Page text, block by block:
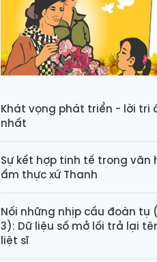
Khát vọng phát triển - lời tri
nhất
Sự kết hợp tinh tế trong văn
ẩm thực xứ Thanh
Nối những nhịp cầu đoàn tụ
3): Dữ liệu số mở lối trả lại
liệt sĩ